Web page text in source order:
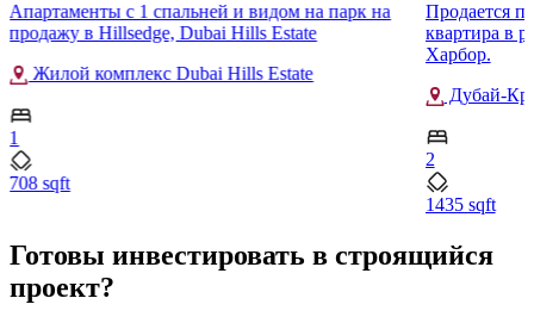
Апартаменты с 1 спальней и видом на парк на
продажу в Hillsedge, Dubai Hills Estate
Жилой комплекс Dubai Hills Estate
1
708 sqft
Продается
квартира в
Харбор.
Дубай-
2
1435 sqft
Готовы инвестировать в строящийся
проект?